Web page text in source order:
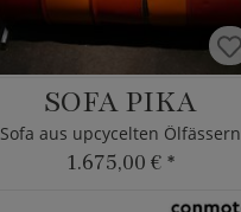
SOFA PIKA
Sofa aus upcycelten Ölfässern
1.675,00 € *